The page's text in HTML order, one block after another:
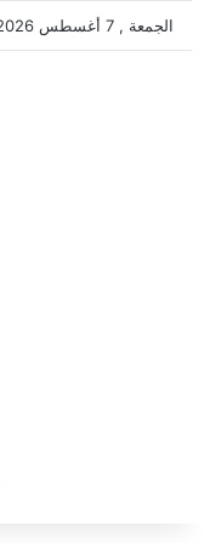
الجمعة , 7 أغسطس 2026